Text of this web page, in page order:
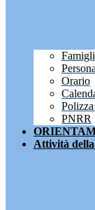
Orario
PNRR
Attività della